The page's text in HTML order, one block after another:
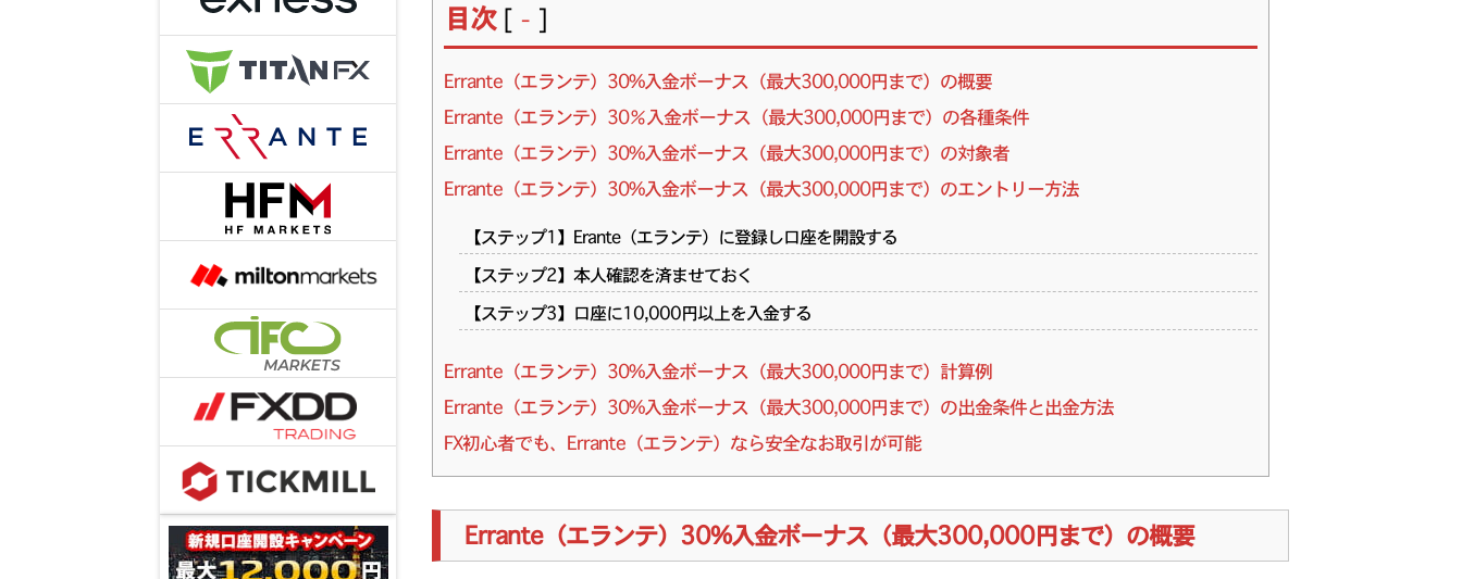
目次 [ - ]
Errante（エランテ）30%入金ボーナス（最大300,000円まで）の概要
Errante（エランテ）30％入金ボーナス（最大300,000円まで）の各種条件
Errante（エランテ）30%入金ボーナス（最大300,000円まで）の対象者
Errante（エランテ）30%入金ボーナス（最大300,000円まで）のエントリー方法
【ステップ1】Erante（エランテ）に登録し口座を開設する
【ステップ2】本人確認を済ませておく
【ステップ3】口座に10,000円以上を入金する
Errante（エランテ）30%入金ボーナス（最大300,000円まで）計算例
Errante（エランテ）30%入金ボーナス（最大300,000円まで）の出金条件と出金方法
FX初心者でも、Errante（エランテ）なら安全なお取引が可能
Errante（エランテ）30%入金ボーナス（最大300,000円まで）の概要